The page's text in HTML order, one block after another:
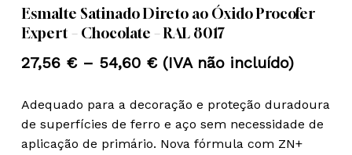
Esmalte Satinado Direto ao Óxido Procofer
Expert – Chocolate – RAL 8017
27,56 € – 54,60 €Price
27,56 €
through
(IVA não incluído)
Adequado para a decoração e proteção duradoura
de superfícies de ferro e aço sem necessidade de
aplicação de primário. Nova fórmula com ZN+